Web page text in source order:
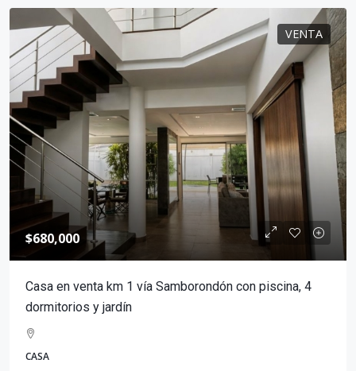
VENTA
$680,000
Casa en venta km 1 vía Samborondón con piscina, 4
dormitorios y jardín
CASA